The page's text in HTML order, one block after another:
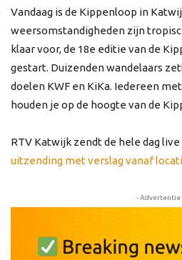
Vandaag is de Kippenloop in
weersomstandigheden zijn
klaar voor, de 18e editie van de
gestart. Duizenden wandelaars
doelen KWF en KiKa. Iedereen
houden je op de hoogte van de
RTV Katwijk zendt de hele dag live
uitzending met verslag vanaf
- Advertentie